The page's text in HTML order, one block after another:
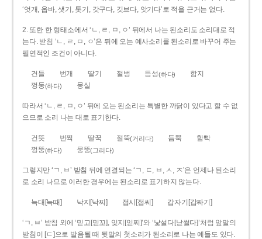
‘엇개, 옵바, 샛기, 톳기, 갓구다, 깃브다, 앗기다’로 적을 근거는 없다.
2. 또한 한 형태소에서 ‘ㄴ, ㄹ, ㅁ, ㅇ’ 뒤에서 나는 된소리도 소리대로 적
는다. 받침 ‘ㄴ, ㄹ, ㅁ, ㅇ’은 뒤에 오는 예사소리를 된소리로 바꾸어 주는
필연적인 조건이 아니다.
건들 번개 딸기 절벙 듬성(하다)
함지
껑둥(하다) 뭉실
따라서 ‘ㄴ, ㄹ, ㅁ, ㅇ’ 뒤에 오는 된소리는 특별한 까닭이 있다고 할 수 없
으므로 소리 나는 대로 표기한다.
건뜻 번쩍 딸꾹 절뚝(거리다) 듬뿍
함빡
껑뚱(하다) 뭉뚱(그리다)
그렇지만 ‘ㄱ, ㅂ’ 받침 뒤에 연결되는 ‘ㄱ, ㄷ, ㅂ, ㅅ, ㅈ’은 언제나 된소리
로 소리 나므로 이러한 경우에는 된소리로 표기하지 않는다.
늑대[늑때] 낙지[낙찌] 접시[접씨] 갑자기[갑짜기]
‘ㄱ, ㅂ’ 받침 외에 ‘믿고[믿꼬], 잊지[읻찌]’와 ‘낯설다[낟썰다]’처럼 앞말의
받침이 [ㄷ]으로 발음될 때 뒷말의 첫소리가 된소리로 나는 예들도 있다.